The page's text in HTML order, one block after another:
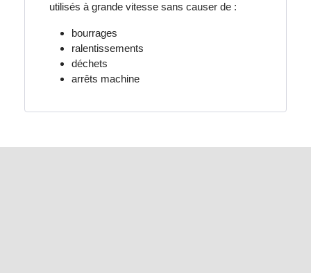
utilisés à grande vitesse sans causer de :
bourrages
ralentissements
déchets
arrêts machine